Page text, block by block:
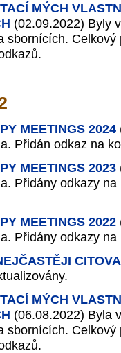
MÝCH
(02.09.2022) Byly
sbornících.
MEETINGS 2024
Přidán odkaz na
MEETINGS 2023
Přidány odkazy
MEETINGS 2022
Přidány odkazy
MÝCH
(06.08.2022) Byla
sbornících.